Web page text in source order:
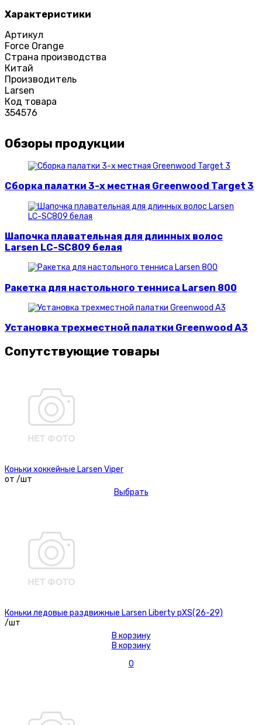
Характеристики
Артикул
Force Orange
Страна производства
Китай
Производитель
Larsen
Код товара
354576
Обзоры продукции
Сборка палатки 3-х местная Greenwood Target 3
Шапочка плавательная для длинных волос
Larsen LC-SC809 белая
Ракетка для настольного тенниса Larsen 800
Установка трехместной палатки Greenwood A3
Сопутствующие товары
Коньки хоккейные Larsen Viper
от /шт
Выбрать
Коньки ледовые раздвижные Larsen Liberty рXS(26-29)
/шт
В корзину
В корзину
0